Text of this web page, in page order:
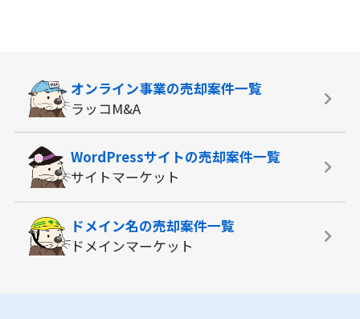
オンライン事業の売却案件一覧
ラッコM&A
WordPressサイトの売却案件一覧
サイトマーケット
ドメイン名の売却案件一覧
ドメインマーケット